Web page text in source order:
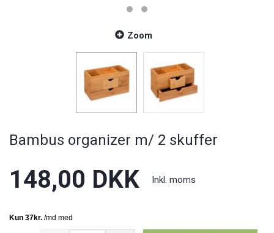
Zoom
Bambus organizer m/ 2 skuffer
148,00 DKK Inkl. moms